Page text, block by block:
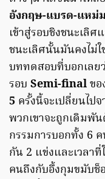
อังกฤษ-แบรด-แหม่
เข้าสู่รอบชิงชนะเลิศ
ชนะเลิศนั้นมันคงไม่ใ
บททดสอบที่บอกเลย
รอบ Semi-finalขอ
5 ครั้งนี้จะเปลี่ยนไป
พวกเขาจะถูกเดิมพัน
กรรมการบอกทั้ง 6
กัน 2 แข่งและเวลา
คนถึงกับอึ้งกุมขมับช็